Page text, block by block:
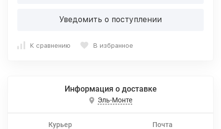
Уведомить о поступлении
К сравнению В избранное
Информация о доставке
Эль-Монте
Курьер Почта